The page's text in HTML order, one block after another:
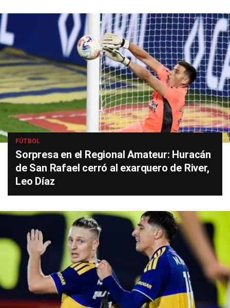
FÚTBOL
Sorpresa en el Regional Amateur: Huracán
de San Rafael cerró al exarquero de River,
Leo Díaz